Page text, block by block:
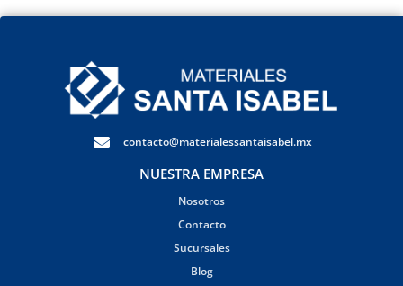
contacto@materialessantaisabel.mx
NUESTRA EMPRESA
Nosotros
Contacto
Sucursales
Blog